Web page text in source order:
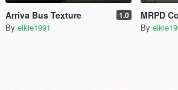
Arriva Bus Texture 1.0
By elkie1991
MRPD
By